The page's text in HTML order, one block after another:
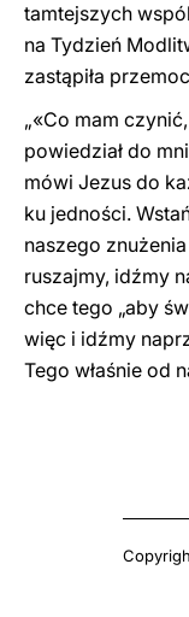
tamtejszych
na Tydzień
zastąpiła
„«Co mam
powiedział do
mówi Jezus do
ku jedności.
naszego
ruszajmy, idźmy
chce tego „aby
więc i idźmy
Tego właśnie od